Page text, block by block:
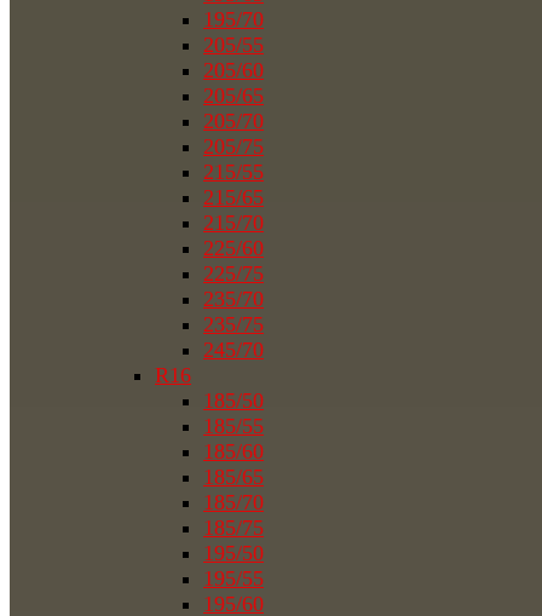
195/70
205/55
205/60
205/65
205/70
205/75
215/55
215/65
215/70
225/60
225/75
235/70
235/75
245/70
R16
185/50
185/55
185/60
185/65
185/70
185/75
195/50
195/55
195/60